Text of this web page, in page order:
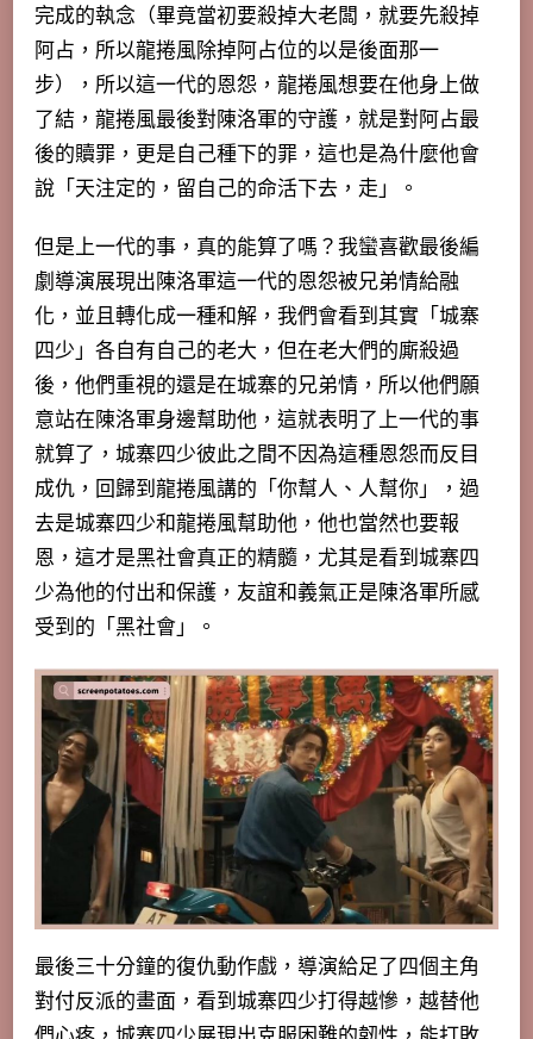
完成的執念（畢竟當初要殺掉大老闆，就要先殺掉
阿占，所以龍捲風除掉阿占位的以是後面那一
步），所以這一代的恩怨，龍捲風想要在他身上做
了結，龍捲風最後對陳洛軍的守護，就是對阿占最
後的贖罪，更是自己種下的罪，這也是為什麼他會
說「天注定的，留自己的命活下去，走」。
但是上一代的事，真的能算了嗎？我蠻喜歡最後編
劇導演展現出陳洛軍這一代的恩怨被兄弟情給融
化，並且轉化成一種和解，我們會看到其實「城寨
四少」各自有自己的老大，但在老大們的廝殺過
後，他們重視的還是在城寨的兄弟情，所以他們願
意站在陳洛軍身邊幫助他，這就表明了上一代的事
就算了，城寨四少彼此之間不因為這種恩怨而反目
成仇 ，回歸到龍捲風講的「你幫人、人幫你」，過
去是城寨四少和龍捲風幫助他，他也當然也要報
恩，這才是黑社會真正的精髓，尤其是看到城寨四
少為他的付出和保護，友誼和義氣正是陳洛軍所感
受到的「黑社會」。
最後三十分鐘的復仇動作戲，導演給足了四個主角
對付反派的畫面，看到城寨四少打得越慘，越替他